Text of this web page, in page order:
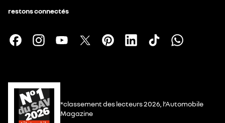
restons connectés
*classement des lecteurs 2026, l’Automobile
Magazine